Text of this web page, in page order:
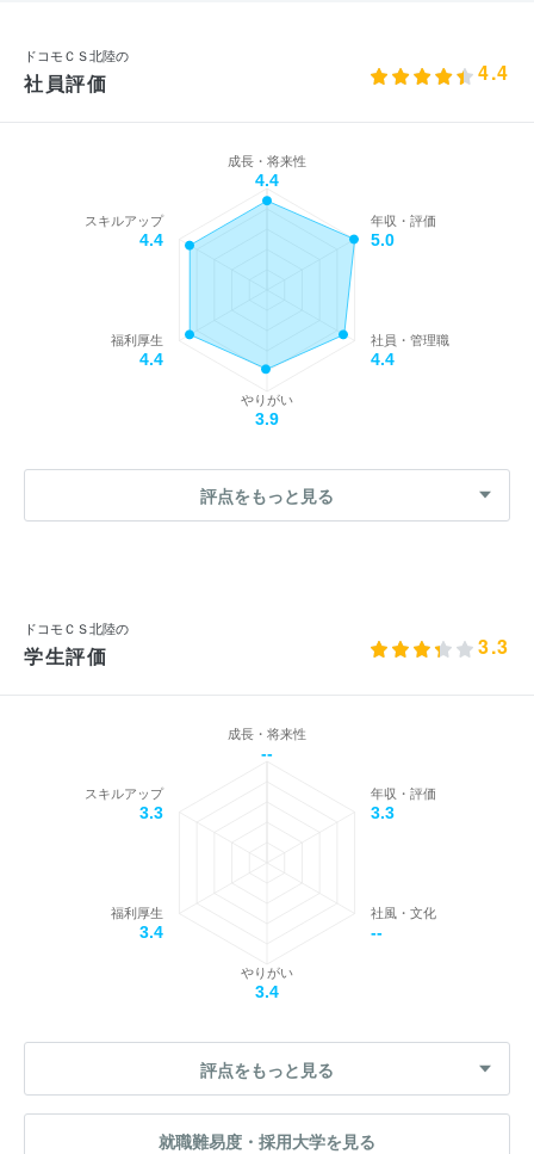
ドコモＣＳ北陸の
社員評価 4.4
成長・将来性
4.4
年収・評価
5.0
社員・管理職
4.4
やりがい
3.9
福利厚生
4.4
スキルアップ
4.4
評点をもっと見る
ドコモＣＳ北陸の
学生評価 3.3
成長・将来性
--
年収・評価
3.3
社風・文化
--
やりがい
3.4
福利厚生
3.4
スキルアップ
3.3
評点をもっと見る
就職難易度・採用大学を見る